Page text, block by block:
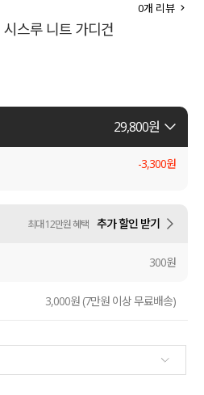
언더웨어
스루 니트 가디건
0개 리뷰
29,800원
-3,300원
최대 12만원 혜택 추가 할인 받기
300원
3,000원 (7만원 이상 무료배송)